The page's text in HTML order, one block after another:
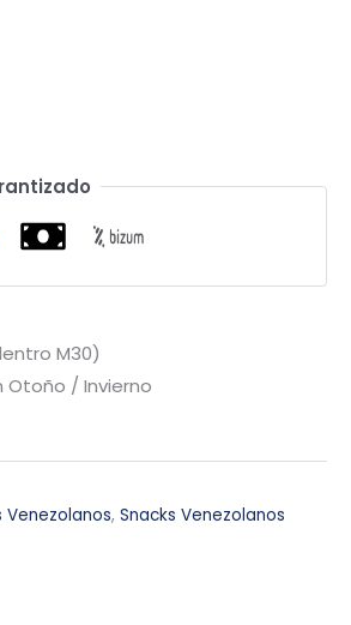
M30)
Otoño / Invierno
Venezolanos,Snacks Venezolanos